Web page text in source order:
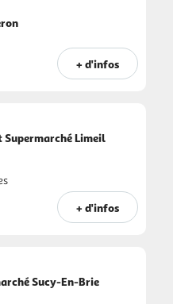
+ d'infos
Limeil
+ d'infos
Sucy-En-Brie